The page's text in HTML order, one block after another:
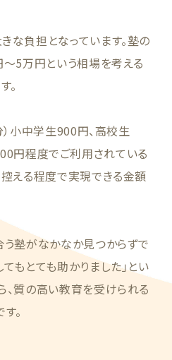
な負担となっています。塾の
5万円という相場を考える
。
小中学生900円、高校生
円程度でご利用されている
える程度で実現できる金額
う塾がなかなか見つからずで
もとても助かりました」とい
、質の高い教育を受けられる
。